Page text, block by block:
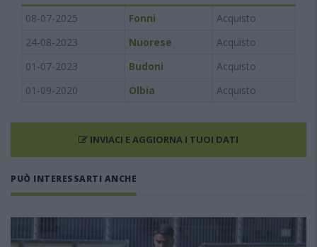
08-07-2025
Fonni
Acquisto
24-08-2023
Nuorese
Acquisto
01-07-2023
Budoni
Acquisto
01-09-2020
Olbia Acquisto
INVIACI E AGGIORNA I TUOI DATI
PUÒ INTERESSARTI ANCHE